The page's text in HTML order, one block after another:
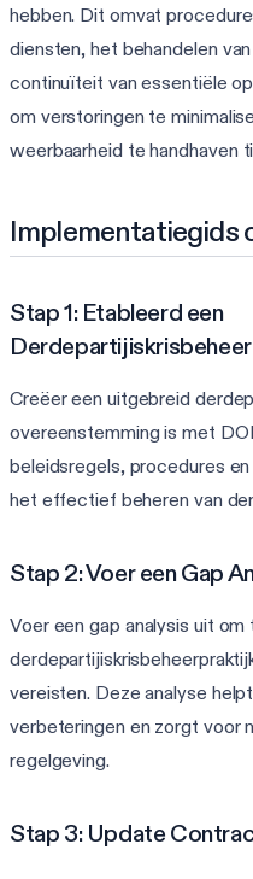
hebben. Dit omvat
diensten, het behandelen
continuïteit van essentiële
om verstoringen te
weerbaarheid te handhaven
Implementatiegids
Stap 1: Etableerd een
Creëer een uitgebreid
overeenstemming is met
beleidsregels, procedures
het effectief beheren van
Stap 2: Voer een Gap
Voer een gap analysis uit
vereisten. Deze analyse
verbeteringen en zorgt voor
regelgeving.
Stap 3: Update